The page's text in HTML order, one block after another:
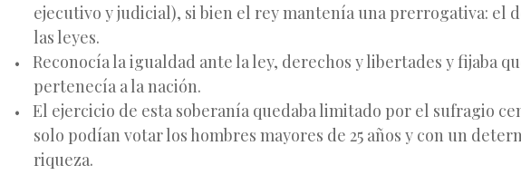
ejecutivo y judicial), si bien el rey mantenía una prerrogativa: el
las leyes.
Reconocía la igualdad ante la ley, derechos y libertades y fijaba
pertenecía a la nación.
El ejercicio de esta soberanía quedaba limitado por el sufragio
solo podían votar los hombres mayores de 25 años y con un
riqueza.